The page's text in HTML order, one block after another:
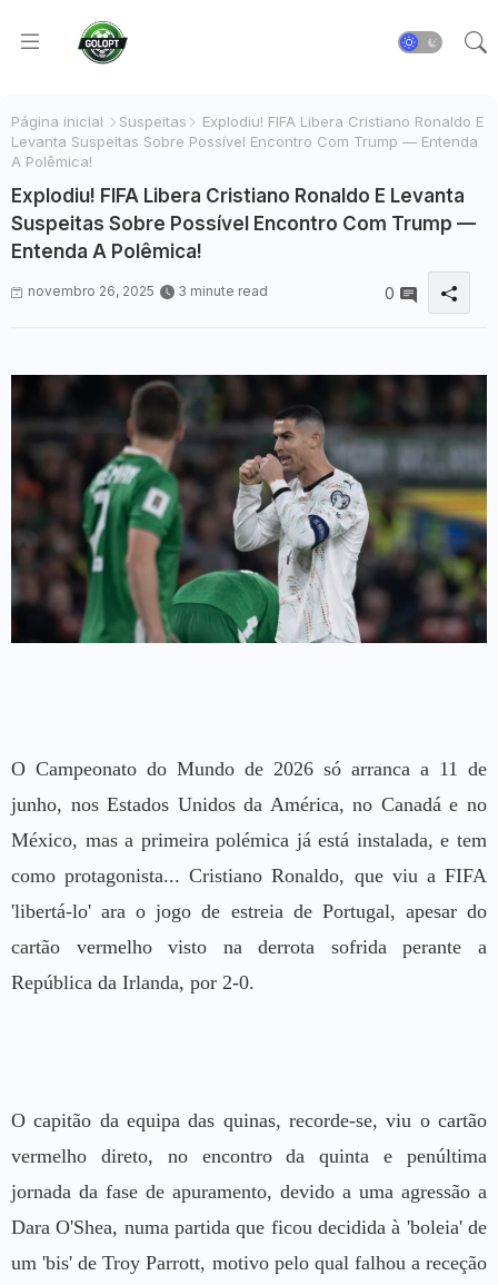
Página inicial Suspeitas
Explodiu! FIFA Libera Cristiano Ronaldo E
Levanta Suspeitas Sobre Possível Encontro Com Trump — Entenda
A Polêmica!
Explodiu! FIFA Libera Cristiano Ronaldo E Levanta
Suspeitas Sobre Possível Encontro Com Trump —
Entenda A Polêmica!
novembro 26, 2025 3 minute read 0
O Campeonato do Mundo de 2026 só arranca a 11 de
junho, nos Estados Unidos da América, no Canadá e no
México, mas a primeira polémica já está instalada, e tem
como protagonista... Cristiano Ronaldo, que viu a FIFA
'libertá-lo' ara o jogo de estreia de Portugal, apesar do
cartão vermelho visto na derrota sofrida perante a
República da Irlanda, por 2-0.
O capitão da equipa das quinas, recorde-se, viu o cartão
vermelho direto, no encontro da quinta e penúltima
jornada da fase de apuramento, devido a uma agressão a
Dara O'Shea, numa partida que ficou decidida à 'boleia' de
um 'bis' de Troy Parrott, motivo pelo qual falhou a receção